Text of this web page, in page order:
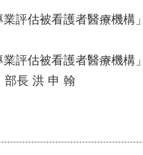
評估被看護者醫療機構
評估被看護者醫療機構
部長 洪 申 翰